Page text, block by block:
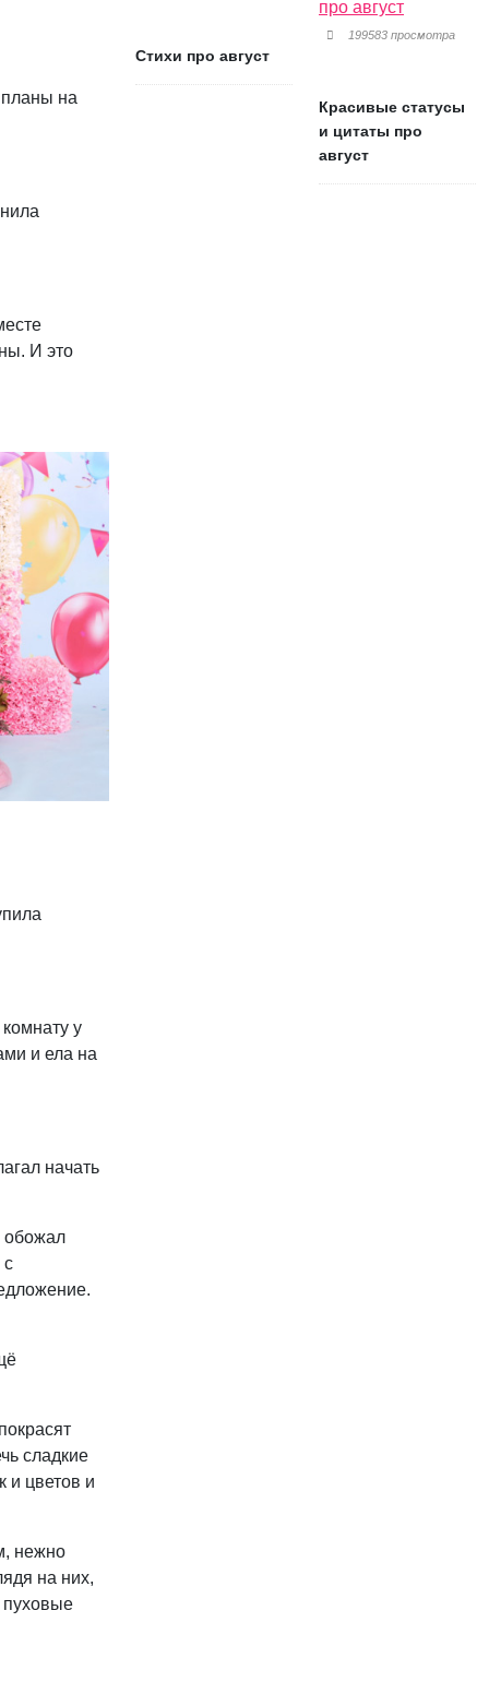
на
И это
у
и ела на
начать
обожал
с
сладкие
и цветов и
нежно
на них,
пуховые
Стихи про август
199583 просмотра
Красивые статусы
и цитаты про
август